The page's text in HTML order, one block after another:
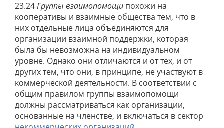
23.24Группы взаимопомощи похожи на
кооперативы и взаимные общества тем, что в
них отдельные лица объединяются для
организации взаимной поддержки, которая
была бы невозможна на индивидуальном
уровне. Однако они отличаются и от тех, и от
других тем, что они, в принципе, не участвуют в
коммерческой деятельности. В соответствии с
общим правилом группы взаимопомощи
должны рассматриваться как организации,
основанные на членстве, и включаться в сектор